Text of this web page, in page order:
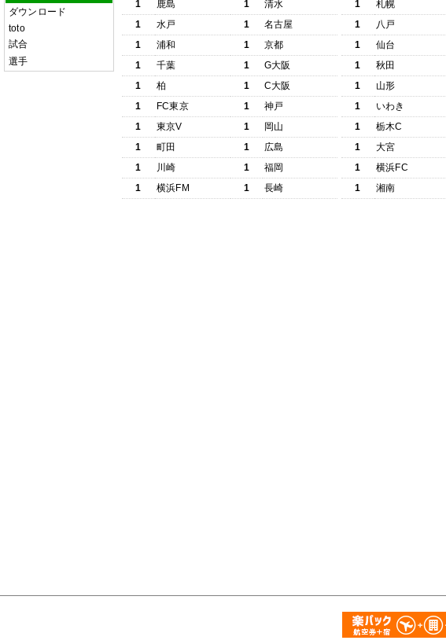
ダウンロード
toto
試合
選手
1 鹿島 1
清水
1
水戸 1
名古屋
1
浦和 1
京都
1
千葉 1
G大阪
1
柏 1
C大阪
1
FC東京 1
神戸
1
東京V 1
岡山
1
町田 1
広島
1
川崎 1
福岡
1
横浜FM 1 長崎
1 札幌
1
八戸
1
仙台
1
秋田
1
山形
1
いわき
1
栃木C
1
大宮
1
横浜FC
1
湘南